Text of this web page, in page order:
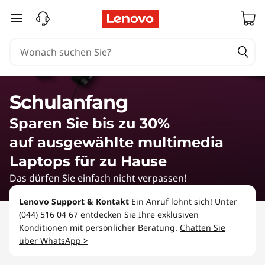
A
b
o
e
zum Hauptinhalt springen
Schulanfang
Sparen Sie bis zu 30%
auf ausgewählte multimedia
Laptops für zu Hause
Das dürfen Sie einfach nicht verpassen!
Lenovo Support & Kontakt Ein Anruf lohnt sich! Unter
(044) 516 04 67 entdecken Sie Ihre exklusiven
Konditionen mit persönlicher Beratung. Chatten Sie
über WhatsApp >